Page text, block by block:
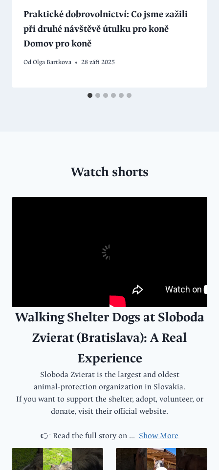
Praktické dobrovolnictví: Co jsme zažili
při druhé návštěvě útulku pro koně
Domov pro koně
OdOlga Bartkova 28 září 2025
Watch shorts
Walking Shelter Dogs at Sloboda
Zvierat (Bratislava): A Real
Experience
Sloboda Zvierat is the largest and oldest
animal‑protection organization in Slovakia.
If you want to support the shelter, adopt, volunteer, or
donate, visit their official website.
👉 Read the full story on ... Show More